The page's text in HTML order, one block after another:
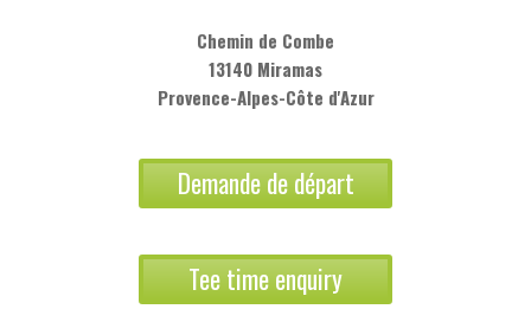
Chemin de Combe
13140 Miramas
Provence-Alpes-Côte d'Azur
Demande de départ
Tee time enquiry